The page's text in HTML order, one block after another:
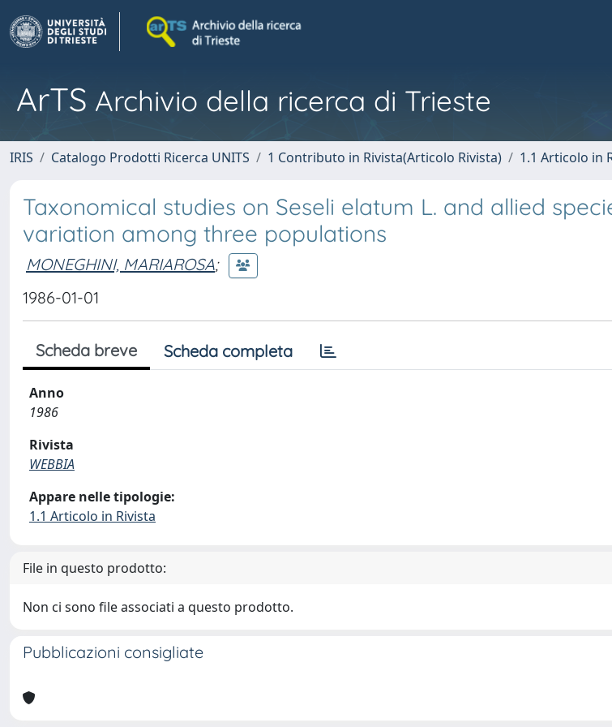
ArTS Archivio della ricerca di Trieste
IRIS Catalogo Prodotti Ricerca UNITS 1 Contributo in Rivista(Articolo Rivista) 1.1 Articolo in
Taxonomical studies on Seseli elatum L. and allied
variation among three populations
MONEGHINI, MARIAROSA;
1986-01-01
Scheda breve Scheda completa
Anno
1986
Rivista
WEBBIA
Appare nelle tipologie:
1.1 Articolo in Rivista
File in questo prodotto:
Non ci sono file associati a questo prodotto.
Pubblicazioni consigliate